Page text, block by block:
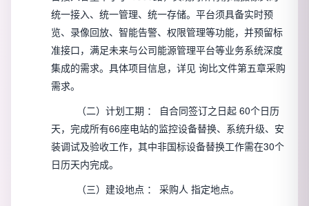
统一接入、统一管理、统一存储。平台须具备实时预
览、录像回放、智能告警、权限管理等功能，并预留标
准接口，满足未来与公司能源管理平台等业务系统深度
集成的需求。具体项目信息，详见 询比文件第五章采购
需求。
（二）计划工期 ： 自合同签订之日起60个日历
天，完成所有66座电站的监控设备替换、系统升级、安
装调试及验收工作，其中非国标设备替换工作需在30个
日历天内完成。
（三）建设地点 ：采购人指定地点。